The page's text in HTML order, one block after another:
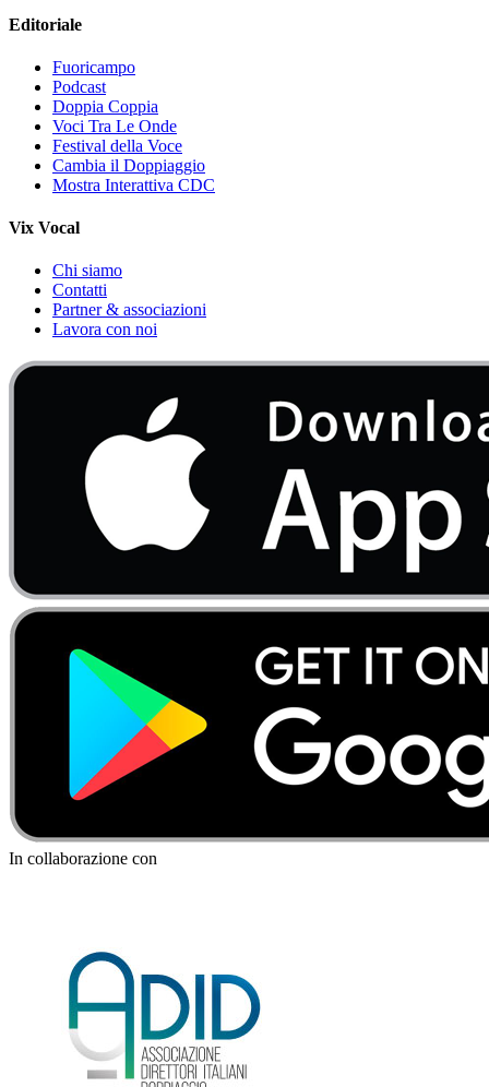
Editoriale
Fuoricampo
Podcast
Doppia Coppia
Voci Tra Le Onde
Festival della Voce
Cambia il Doppiaggio
Mostra Interattiva CDC
Vix Vocal
Chi siamo
Contatti
Partner & associazioni
Lavora con noi
In collaborazione con